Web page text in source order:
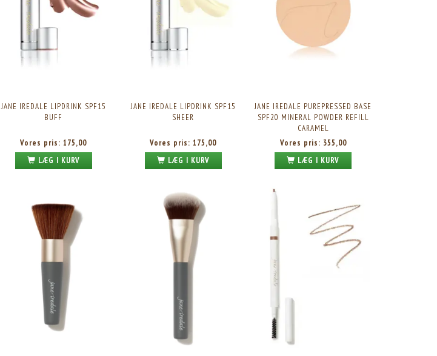
JANE IREDALE LIPDRINK SPF15
BUFF
Vores pris:175,00
LÆG I KURV
JANE IREDALE LIPDRINK SPF15
SHEER
Vores pris:175,00
LÆG I KURV
JANE IREDALE PUREPRESSED BASE
SPF20 MINERAL POWDER REFILL
CARAMEL
Vores pris: 355,00
LÆG I KURV